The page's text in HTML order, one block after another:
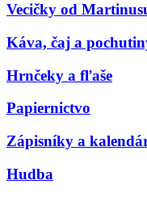
Vecičky od
Káva, čaj a
Hrnčeky a fľaše
Papiernictvo
Zápisníky a
Hudba